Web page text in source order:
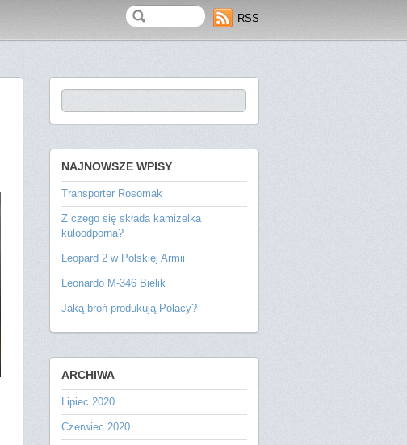
RSS
NAJNOWSZE WPISY
Transporter Rosomak
Z czego się składa kamizelka
kuloodporna?
Leopard 2 w Polskiej Armii
Leonardo M-346 Bielik
Jaką broń produkują Polacy?
ARCHIWA
Lipiec 2020
Czerwiec 2020